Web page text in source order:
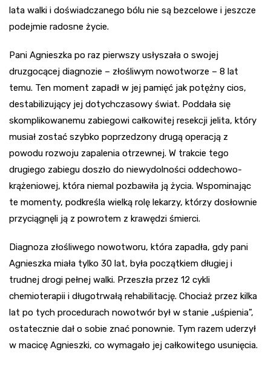
lata walki i doświadczanego bólu nie są bezcelowe i jeszcze
podejmie radosne życie.
Pani Agnieszka po raz pierwszy usłyszała o swojej
druzgocącej diagnozie – złośliwym nowotworze – 8 lat
temu. Ten moment zapadł w jej pamięć jak potężny cios,
destabilizujący jej dotychczasowy świat. Poddała się
skomplikowanemu zabiegowi całkowitej resekcji jelita, który
musiał zostać szybko poprzedzony drugą operacją z
powodu rozwoju zapalenia otrzewnej. W trakcie tego
drugiego zabiegu doszło do niewydolności oddechowo-
krążeniowej, która niemal pozbawiła ją życia. Wspominając
te momenty, podkreśla wielką rolę lekarzy, którzy dosłownie
przyciągnęli ją z powrotem z krawędzi śmierci.
Diagnoza złośliwego nowotworu, która zapadła, gdy pani
Agnieszka miała tylko 30 lat, była początkiem długiej i
trudnej drogi pełnej walki. Przeszła przez 12 cykli
chemioterapii i długotrwałą rehabilitację. Chociaż przez kilka
lat po tych procedurach nowotwór był w stanie „uśpienia”,
ostatecznie dał o sobie znać ponownie. Tym razem uderzył
w macicę Agnieszki, co wymagało jej całkowitego usunięcia.